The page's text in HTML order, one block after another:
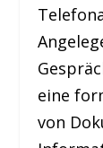
eine
von